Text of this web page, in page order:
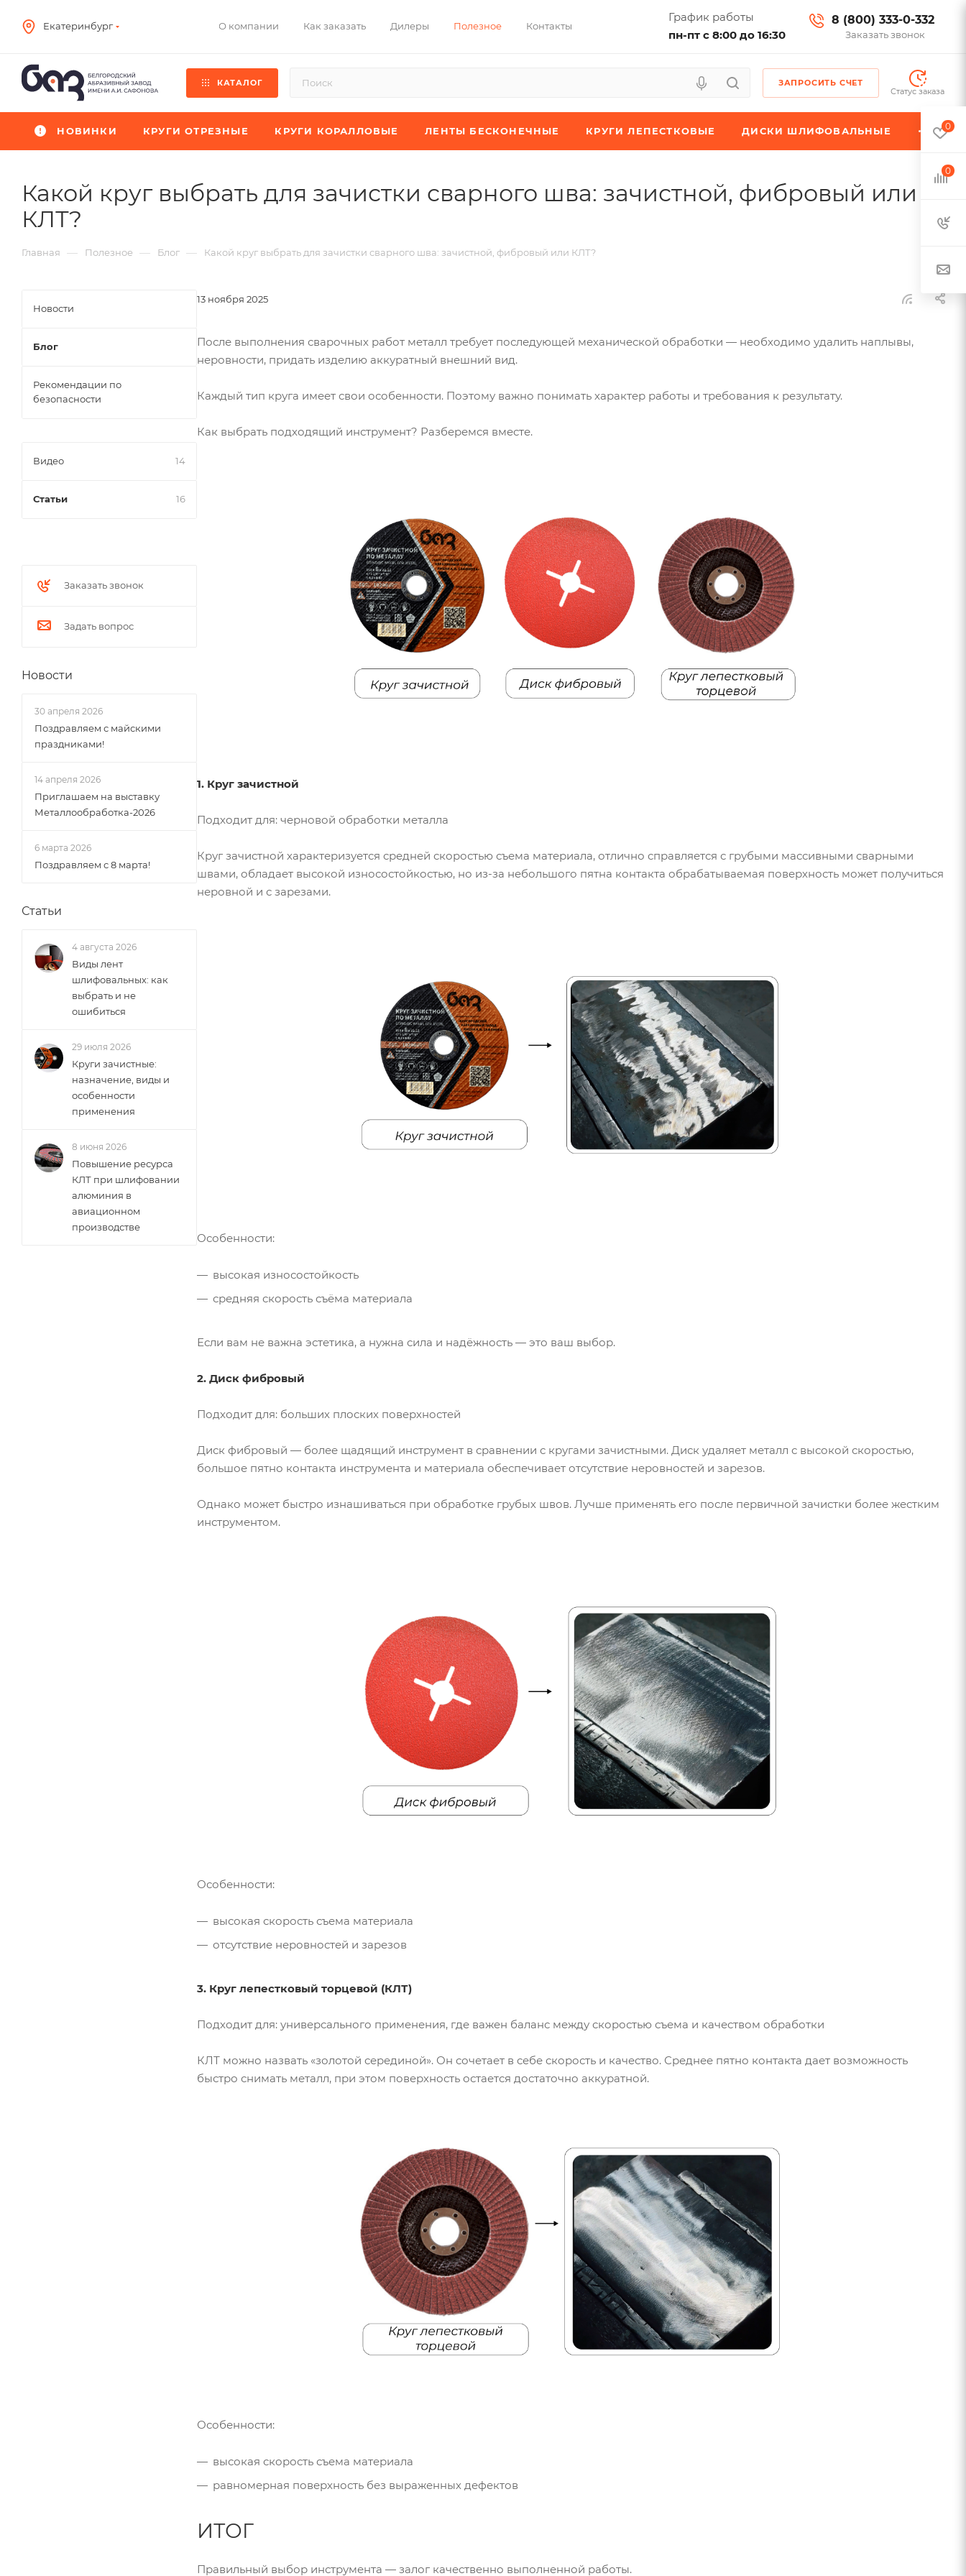
Екатеринбург О компании Как заказать Дилеры Полезное Контакты
График работы
пн-пт с 8:00 до 16:30
8 (800) 333-0-332
Заказать звонок
КАТАЛОГ
ЗАПРОСИТЬ СЧЕТ
Статус заказа
НОВИНКИ КРУГИ ОТРЕЗНЫЕ КРУГИ КОРАЛЛОВЫЕ ЛЕНТЫ БЕСКОНЕЧНЫЕ КРУГИ ЛЕПЕСТКОВЫЕ ДИСКИ ШЛИФОВАЛЬНЫЕ
Какой круг выбрать для зачистки сварного шва: зачистной, фибровый или
КЛТ?
Главная — Полезное — Блог — Какой круг выбрать для зачистки сварного шва: зачистной, фибровый или КЛТ?
13 ноября 2025
После выполнения сварочных работ металл требует последующей механической обработки — необходимо удалить наплывы,
неровности, придать изделию аккуратный внешний вид.
Каждый тип круга имеет свои особенности. Поэтому важно понимать характер работы и требования к результату.
Как выбрать подходящий инструмент? Разберемся вместе.
1. Круг зачистной
Подходит для: черновой обработки металла
Круг зачистной характеризуется средней скоростью съема материала, отлично справляется с грубыми массивными сварными
швами, обладает высокой износостойкостью, но из-за небольшого пятна контакта обрабатываемая поверхность может получиться
неровной и с зарезами.
Особенности:
высокая износостойкость
средняя скорость съёма материала
Если вам не важна эстетика, а нужна сила и надёжность — это ваш выбор.
2. Диск фибровый
Подходит для: больших плоских поверхностей
Диск фибровый — более щадящий инструмент в сравнении с кругами зачистными. Диск удаляет металл с высокой скоростью,
большое пятно контакта инструмента и материала обеспечивает отсутствие неровностей и зарезов.
Однако может быстро изнашиваться при обработке грубых швов. Лучше применять его после первичной зачистки более жестким
инструментом.
Особенности:
высокая скорость съема материала
отсутствие неровностей и зарезов
3. Круг лепестковый торцевой (КЛТ)
Подходит для: универсального применения, где важен баланс между скоростью съема и качеством обработки
КЛТ можно назвать «золотой серединой». Он сочетает в себе скорость и качество. Среднее пятно контакта дает возможность
быстро снимать металл, при этом поверхность остается достаточно аккуратной.
Особенности:
высокая скорость съема материала
равномерная поверхность без выраженных дефектов
ИТОГ
Правильный выбор инструмента — залог качественно выполненной работы.
Новости
Блог
Рекомендации по
безопасности
Видео 14
Статьи 16
Заказать звонок
Задать вопрос
Новости
30 апреля 2026
Поздравляем с майскими
праздниками!
14 апреля 2026
Приглашаем на выставку
Металлообработка-2026
6 марта 2026
Поздравляем с 8 марта!
Статьи
4 августа 2026
Виды лент
шлифовальных: как
выбрать и не
ошибиться
29 июля 2026
Круги зачистные:
назначение, виды и
особенности
применения
8 июня 2026
Повышение ресурса
КЛТ при шлифовании
алюминия в
авиационном
производстве
0
0